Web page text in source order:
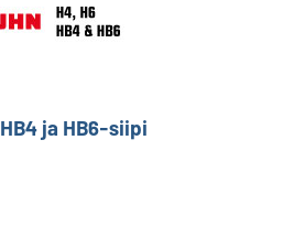
ja HB6-siipi